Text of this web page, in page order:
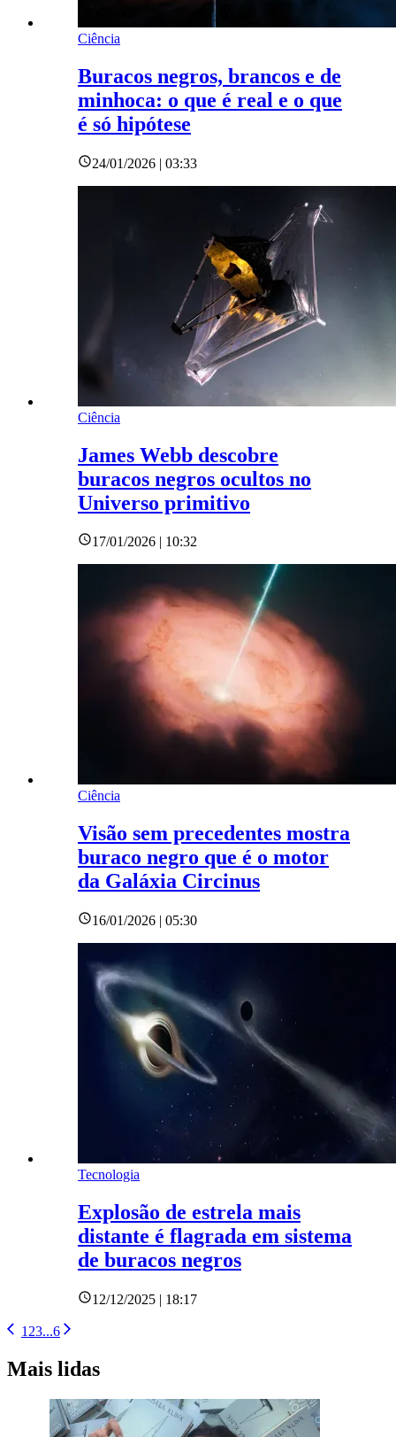
Ciência
Buracos negros, brancos e de
minhoca: o que é real e o que
é só hipótese
24/01/2026 | 03:33
Ciência
James Webb descobre
buracos negros ocultos no
Universo primitivo
17/01/2026 | 10:32
Ciência
Visão sem precedentes mostra
buraco negro que é o motor
da Galáxia Circinus
16/01/2026 | 05:30
Tecnologia
Explosão de estrela mais
distante é flagrada em sistema
de buracos negros
12/12/2025 | 18:17
1 23...6
Mais lidas